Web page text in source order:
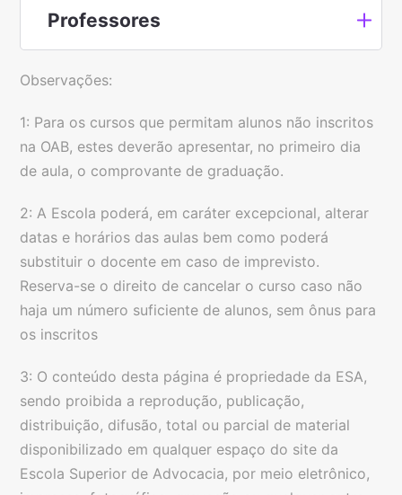
Professores
Observações:
1: Para os cursos que permitam alunos não inscritos
na OAB, estes deverão apresentar, no primeiro dia
de aula, o comprovante de graduação.
2: A Escola poderá, em caráter excepcional, alterar
datas e horários das aulas bem como poderá
substituir o docente em caso de imprevisto.
Reserva-se o direito de cancelar o curso caso não
haja um número suficiente de alunos, sem ônus para
os inscritos
3: O conteúdo desta página é propriedade da ESA,
sendo proibida a reprodução, publicação,
distribuição, difusão, total ou parcial de material
disponibilizado em qualquer espaço do site da
Escola Superior de Advocacia, por meio eletrônico,